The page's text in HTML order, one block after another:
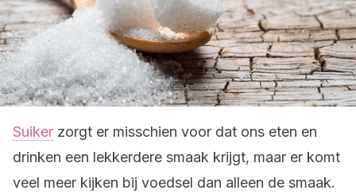
Suiker zorgt er misschien voor dat ons eten en
drinken een lekkerdere smaak krijgt, maar er komt
veel meer kijken bij voedsel dan alleen de smaak.